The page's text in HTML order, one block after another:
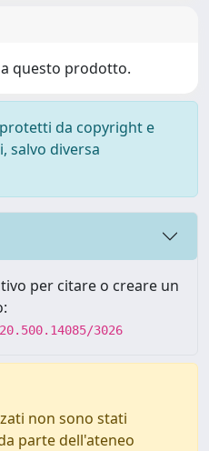
questo prodotto.
da copyright e
salvo diversa
per citare o creare un
3026
non sono stati
parte dell'ateneo